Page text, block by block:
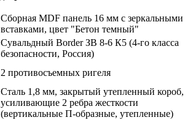
Сборная MDF панель 16 мм с зеркальными
вставками, цвет "Бетон темный"
Сувальдный Border ЗВ 8-6 К5 (4-го класса
безопасности, Россия)
2 противосъемных ригеля
Сталь 1,8 мм, закрытый утепленный короб,
усиливающие 2 ребра жесткости
(вертикальные П-образные, утепленные)